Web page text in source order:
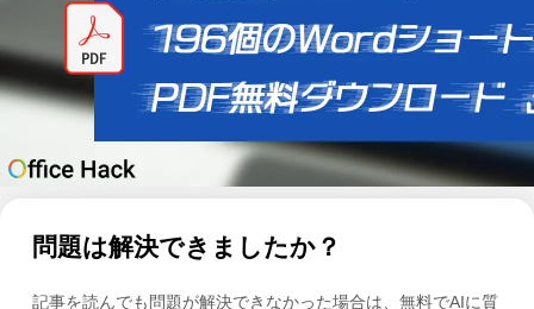
問題は解決できましたか？
記事を読んでも問題が解決できなかった場合は、無料でAIに質